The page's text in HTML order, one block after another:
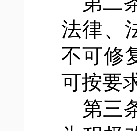
法律、
不可修
可按要
第三